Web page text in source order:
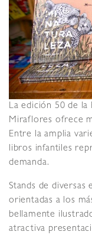
La edición 50 de la
Miraflores ofrece
Entre la amplia
libros infantiles
demanda.
Stands de diversas
orientadas a los
bellamente
atractiva